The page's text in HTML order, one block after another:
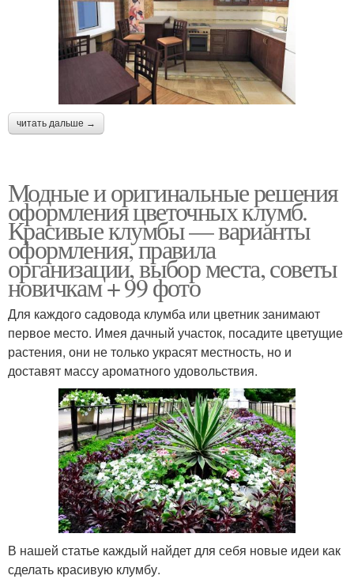
читать дальше →
Модные и оригинальные решения
оформления цветочных клумб.
Красивые клумбы — варианты
оформления, правила
организации, выбор места, советы
новичкам + 99 фото
Для каждого садовода клумба или цветник занимают
первое место. Имея дачный участок, посадите цветущие
растения, они не только украсят местность, но и
доставят массу ароматного удовольствия.
В нашей статье каждый найдет для себя новые идеи как
сделать красивую клумбу.